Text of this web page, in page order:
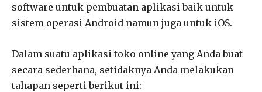
software untuk pembuatan aplikasi baik untuk
sistem operasi Android namun juga untuk iOS.
Dalam suatu aplikasi toko online yang Anda buat
secara sederhana, setidaknya Anda melakukan
tahapan seperti berikut ini: